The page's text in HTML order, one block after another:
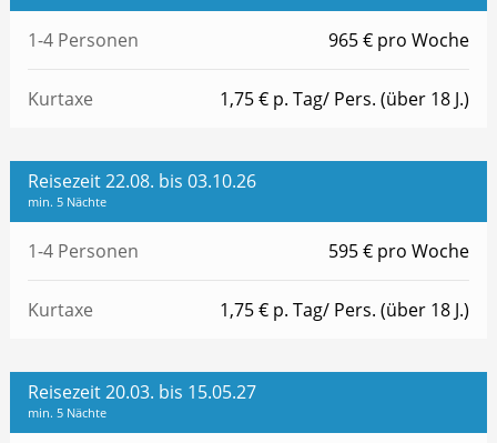
1-4 Personen 965 € pro Woche
Kurtaxe 1,75 € p. Tag/ Pers. (über 18 J.)
Reisezeit 22.08. bis 03.10.26
min. 5 Nächte
1-4 Personen 595 € pro Woche
Kurtaxe 1,75 € p. Tag/ Pers. (über 18 J.)
Reisezeit 20.03. bis 15.05.27
min. 5 Nächte